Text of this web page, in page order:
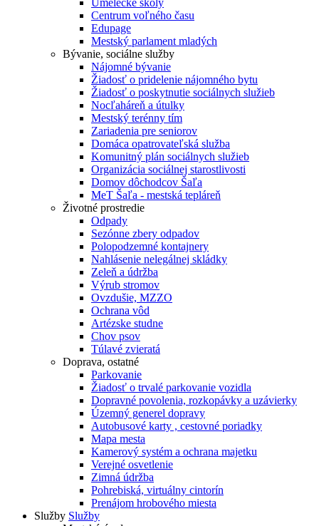
Umelecké školy
Centrum voľného času
Edupage
Mestský parlament mladých
Bývanie, sociálne služby
Nájomné bývanie
Žiadosť o pridelenie nájomného bytu
Žiadosť o poskytnutie sociálnych služieb
Nocľaháreň a útulky
Mestský terénny tím
Zariadenia pre seniorov
Domáca opatrovateľská služba
Komunitný plán sociálnych služieb
Organizácia sociálnej starostlivosti
Domov dôchodcov Šaľa
MeT Šaľa - mestská tepláreň
Životné prostredie
Odpady
Sezónne zbery odpadov
Polopodzemné kontajnery
Nahlásenie nelegálnej skládky
Zeleň a údržba
Výrub stromov
Ovzdušie, MZZO
Ochrana vôd
Artézske studne
Chov psov
Túlavé zvieratá
Doprava, ostatné
Parkovanie
Žiadosť o trvalé parkovanie vozidla
Dopravné povolenia, rozkopávky a uzávierky
Územný generel dopravy
Autobusové karty , cestovné poriadky
Mapa mesta
Kamerový systém a ochrana majetku
Verejné osvetlenie
Zimná údržba
Pohrebiská, virtuálny cintorín
Prenájom hrobového miesta
Služby Služby